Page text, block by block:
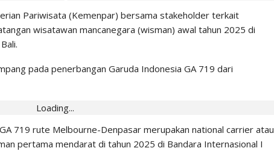
Pariwisata (Kemenpar) bersama stakeholder terkait
wisatawan mancanegara (wisman) awal tahun 2025 di
pada penerbangan Garuda Indonesia GA 719 dari
Loading...
719 rute Melbourne-Denpasar merupakan national carrier atau
pertama mendarat di tahun 2025 di Bandara Internasional I